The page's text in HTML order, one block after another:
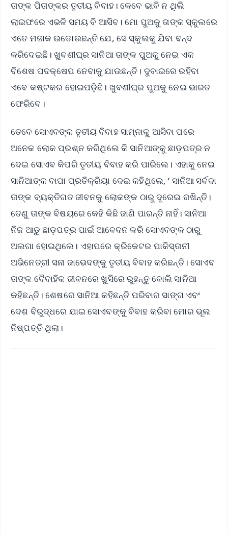
ତାଙ୍କ ପିତାଙ୍କର ତୃତୀୟ ବିବାହ। କେବେ ଭାବି ନ ଥିଲି
ଲାଇଫରେ ଏଭଳି ସମୟ ବି ଆସିବ। ମୋ ପୁଅକୁ ତାଙ୍କ ସ୍କୁଲରେ
ଏତେ ମଜାକ ଉଡୋଉଛନ୍ତି ଯେ, ସେ ସ୍କୁଲକୁ ଯିବା ବନ୍ଦ
କରିଦେଇଛି। ଖୁବଶୀଘ୍ର ସାନିଆ ତାଙ୍କ ପୁଅକୁ ନେଇ ଏକ
ବିଶେଷ ପଦକ୍ଷେପ ନେବାକୁ ଯାଉଛନ୍ତି। ଦୁବାଇରେ ରହିବା
ଏବେ କଷ୍ଟକର ହୋଇପଡ଼ିଛି। ଖୁବଶୀଘ୍ର ପୁଅକୁ ନେଇ ଭାରତ
ଫେରିବେ।
ତେବେ ସୋଏବଙ୍କ ତୃତୀୟ ବିବାହ ସାମ୍ନ‌ାକୁ ଆସିବା ପରେ
ଅନେକ ଲୋକ ପ୍ରଶ୍ନ କରିଥିଲେ କି ସାନିଆଙ୍କୁ ଛାଡ଼ପତ୍ର ନ
ଦେଇ ସୋଏବ କିପରି ତୃତୀୟ ବିବାହ କରି ପାରିଲେ। ଏହାକୁ ନେଇ
ସାନିଆଙ୍କ ବାପା ପ୍ରତିକ୍ରିୟା ଦେଇ କହିଥିଲେ, ‘ ସାନିଆ ସର୍ବଦା
ତାଙ୍କ ବ୍ୟକ୍ତିଗତ ଜୀବନକୁ ଲୋକଙ୍କ ଠାରୁ ଦୂରେଇ ରଖିନ୍ତି।
ତେଣୁ ତାଙ୍କ ବିଷୟରେ କେହି କିଛି ଜାଣି ପାରନ୍ତି ନାହିଁ। ସାନିଆ
ନିଜ ଆଡୁ ଛାଡ଼ପତ୍ର ପାଇଁ ଆବେଦନ କରି ସୋଏବଙ୍କ ଠାରୁ
ଅଲଗା ହୋଇଥିଲେ। ଏହାପରେ କ୍ରିକେଟର ପାକିସ୍ତାନୀ
ଅଭିନେତ୍ରୀ ସନା ଜାଭେଦଙ୍କୁ ତୃତୀୟ ବିବାହ କରିଛନ୍ତି। ସୋଏବ
ତାଙ୍କ ବୈବାହିକ ଜୀବନରେ ଖୁସିରେ ରୁହନ୍ତୁ ବୋଲି ସାନିଆ
କହିଛନ୍ତି। ଶେଷରେ ସାନିଆ କହିଛନ୍ତି ପରିବାର ସାଙ୍ଗ ଏବଂ
ଦେଶ ବିରୁଦ୍ଧରେ ଯାଇ ସୋଏବଙ୍କୁ ବିବାହ କରିବା ମୋର ଭୂଲ
ନିଷ୍ପତ୍ତି ଥିଲା।